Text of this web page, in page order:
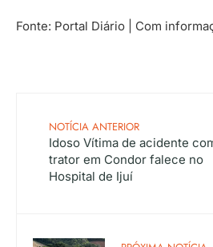
Fonte: Portal Diário | Com
NOTÍCIA ANTERIOR
Idoso Vítima de acidente
trator em Condor falece no
Hospital de Ijuí